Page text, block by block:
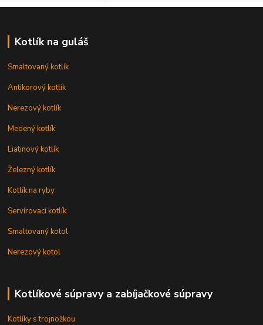
Kotlík na guláš
Smaltovaný kotlík
Antikorový kotlík
Nerezový kotlík
Medený kotlík
Liatinový kotlík
Železný kotlík
Kotlík na ryby
Servírovací kotlík
Smaltovaný kotol
Nerezový kotol
Kotlíkové súpravy a zabíjačkové súpravy
Kotlíky s trojnožkou